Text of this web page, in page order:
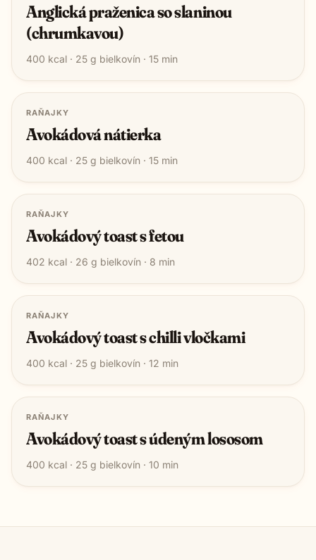
Anglická praženica so slaninou
(chrumkavou)
400 kcal · 25 g bielkovín · 15 min
RAŇAJKY
Avokádová nátierka
400 kcal · 25 g bielkovín · 15 min
RAŇAJKY
Avokádový toast s fetou
402 kcal · 26 g bielkovín · 8 min
RAŇAJKY
Avokádový toast s chilli vločkami
400 kcal · 25 g bielkovín · 12 min
RAŇAJKY
Avokádový toast s údeným lososom
400 kcal · 25 g bielkovín · 10 min